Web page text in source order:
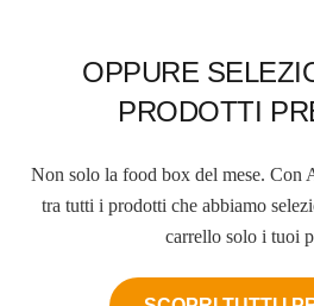
OPPURE
PRODOTTI
Non solo la food box del mese. Con
tra tutti i prodotti che abbiamo
carrello solo i tuoi